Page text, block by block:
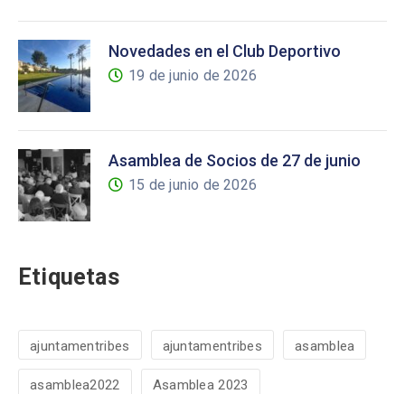
Novedades en el Club Deportivo
19 de junio de 2026
Asamblea de Socios de 27 de junio
15 de junio de 2026
Etiquetas
ajuntamentribes ajuntamentribes asamblea
asamblea2022 Asamblea 2023